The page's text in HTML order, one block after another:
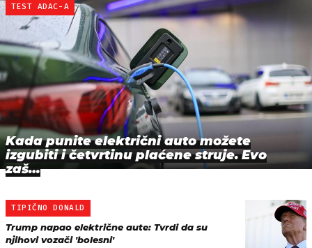
TEST ADAC-A
Kada punite električni auto možete
izgubiti i četvrtinu plaćene struje. Evo
zaš…
TIPIČNO DONALD
Trump napao električne aute: Tvrdi da su
njihovi vozači 'bolesni'